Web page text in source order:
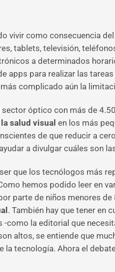
vivir como consecuencia
tablets, televisión,
a determinados
apps para realizar las
complicado aún la
óptico con más de
salud visual en los más
de que reducir a
a divulgar cuáles son
que los tecnólogos más
hemos podido leer en
parte de niños menores de
. También hay que tener en
como la editorial que
altos, se entiende que
la tecnología. Ahora el